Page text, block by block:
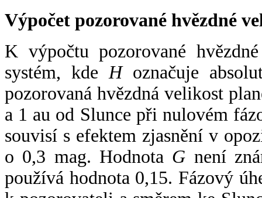
Výpočet pozorované hvězdné
K výpočtu pozorované
systém, kde Hoznačuje
pozorovaná hvězdná velikost
a 1 au od Slunce při nulovém
souvisí s efektem zjasnění v
o 0,3 mag. Hodnota G není
používá hodnota 0,15. Fázový